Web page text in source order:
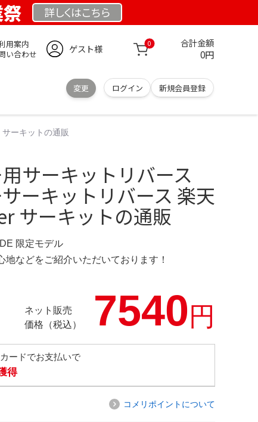
詳しくはこちら
用案内
い合わせ
ゲスト様 0 合計金額
0円
変更 ログイン 新規会員登録
ーキットの通販
サーキットリバース
ーキットリバース 楽天
サーキットの通販
限定モデル
などをご紹介いただいております！
ネット販売
価格（税込）
7540円
ードでお支払いで
得
コメリポイントについて